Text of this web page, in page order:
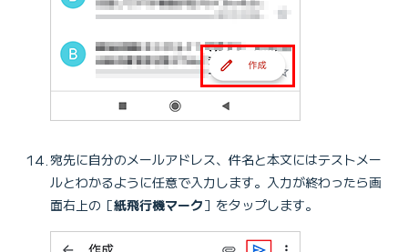
宛先に自分のメールアドレス、件名と本文にはテストメー
ルとわかるように任意で入力します。入力が終わったら画
面右上の［紙飛行機マーク］をタップします。